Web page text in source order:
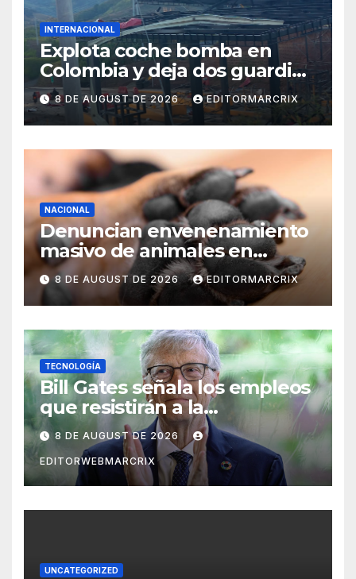
INTERNACIONAL
Explota coche bomba en
Colombia y deja dos guardias
heridos
8 DE AUGUST DE 2026 EDITORMARCRIX
NACIONAL
Denuncian envenenamiento
masivo de animales en
Querétaro
8 DE AUGUST DE 2026 EDITORMARCRIX
TECNOLOGÍA
Bill Gates señala los empleos
que resistirán a la
inteligencia artificial
8 DE AUGUST DE 2026
EDITORWEBMARCRIX
UNCATEGORIZED